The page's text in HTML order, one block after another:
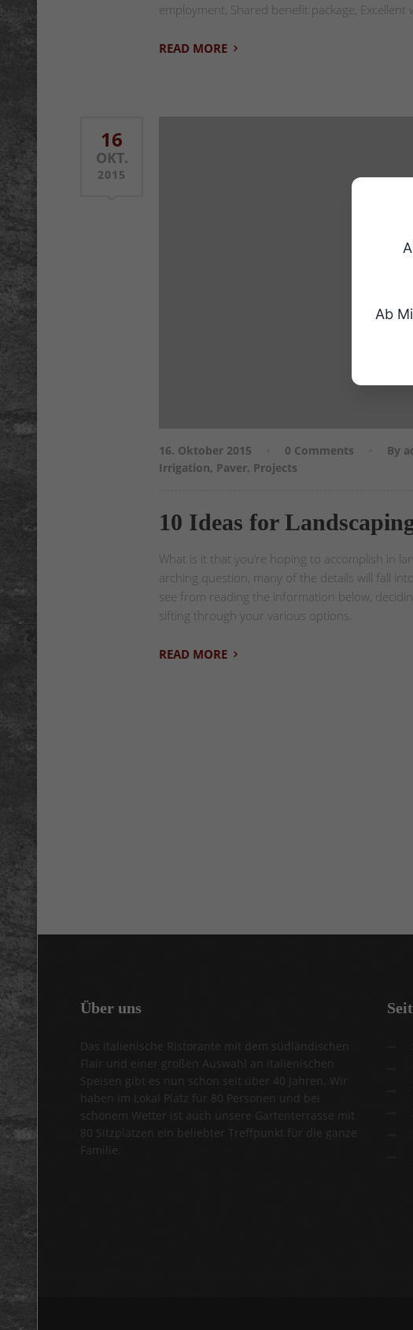
employment, Shared benefit package, Excellent
READ MORE
16
OKT.
2015
16. Oktober 2015 0 Comments By
Irrigation, Paver, Projects
10 Ideas for
What is it that you’re hoping to accomplish in
arching question, many of the details will fall
see from reading the information below,
sifting through your various options.
READ MORE
Über uns
Das italienische Ristorante mit dem südländischen
Flair und einer großen Auswahl an italienischen
Speisen gibt es nun schon seit über 40 Jahren. Wir
haben im Lokal Platz für 80 Personen und bei
schönem Wetter ist auch unsere Gartenterrasse mit
80 Sitzplätzen ein beliebter Treffpunkt für die ganze
Familie.
Ab